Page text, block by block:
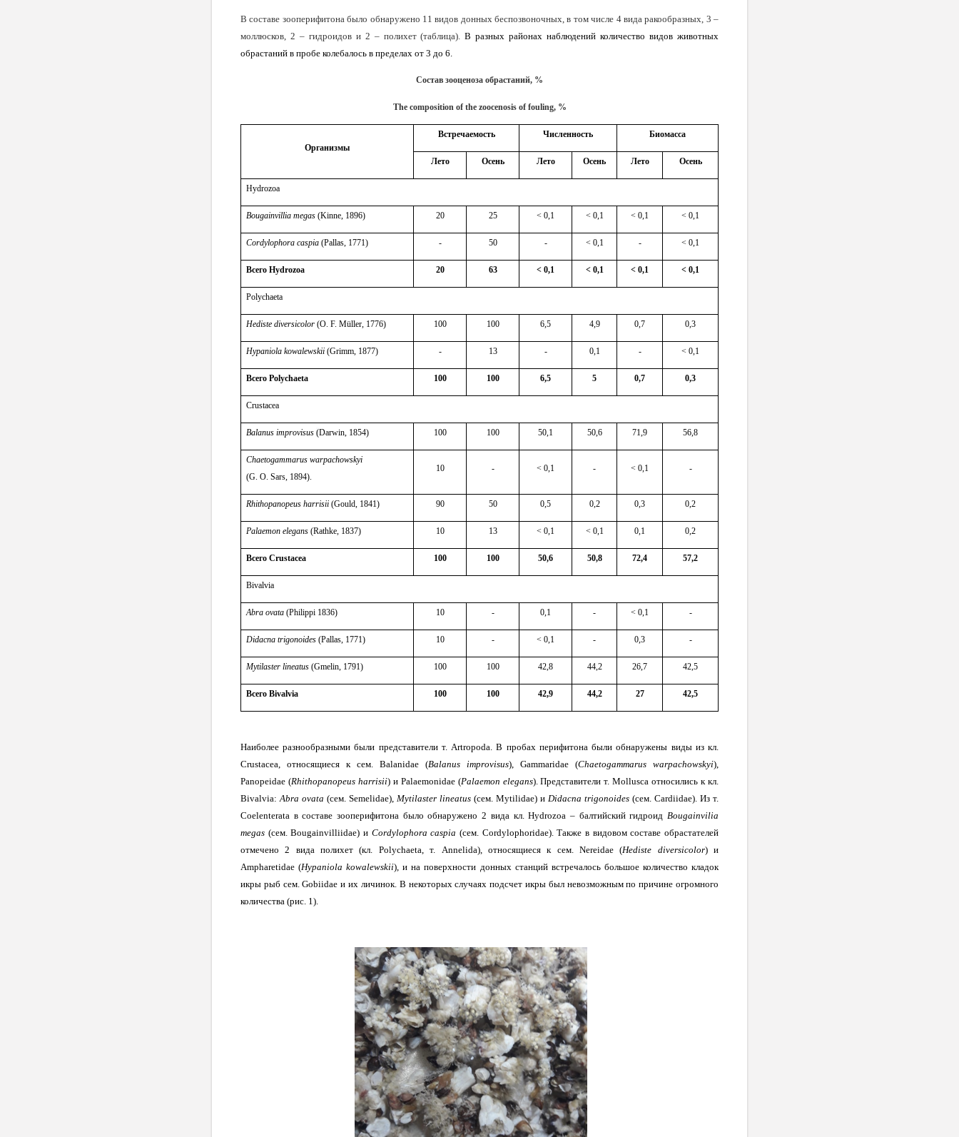
В составе зооперифитона было обнаружено 11 видов донных беспозвоночных, в том числе 4 вида ракообразных, 3 –
моллюсков, 2 – гидроидов и 2 – полихет (таблица).В разных районах наблюдений количество видов животных
обрастаний в пробе колебалось в пределах от 3 до 6.
Состав зооценоза обрастаний, %
The composition of the zoocenosis of fouling, %
Организмы
Встречаемость Численность Биомасса
Лето Осень Лето Осень Лето Осень
Hydrozoa
Bougainvillia megas (Kinne, 1896) 20 25 < 0,1 < 0,1 < 0,1 < 0,1
Cordylophora caspia (Pallas, 1771) - 50 - < 0,1 - < 0,1
Всего Hydrozoa 20 63 < 0,1 < 0,1 < 0,1 < 0,1
Polychaeta
Hediste diversicolor (O. F. Müller, 1776) 100 100 6,5 4,9 0,7 0,3
Hypaniola kowalewskii (Grimm, 1877) - 13 - 0,1 - < 0,1
Всего Polychaeta 100 100 6,5 5 0,7 0,3
Crustacea
Balanus improvisus (Darwin, 1854) 100 100 50,1 50,6 71,9 56,8
Chaetogammarus warpachowskyi
(G. O. Sars, 1894).
10 - < 0,1 - < 0,1 -
Rhithopanopeus harrisii (Gould, 1841) 90 50 0,5 0,2 0,3 0,2
Palaemon elegans (Rathke, 1837) 10 13 < 0,1 < 0,1 0,1 0,2
Всего Crustacea 100 100 50,6 50,8 72,4 57,2
Bivalvia
Abra ovata (Philippi 1836) 10 - 0,1 - < 0,1 -
Didacna trigonoides (Pallas, 1771) 10 - < 0,1 - 0,3 -
Mytilaster lineatus (Gmelin, 1791) 100 100 42,8 44,2 26,7 42,5
Всего Bivalvia 100 100 42,9 44,2 27 42,5
Наиболее разнообразными были представители т. Artropoda. В пробах перифитона были обнаружены виды из кл.
Crustacea, относящиеся к сем. Balanidae (Balanus improvisus), Gammaridae (Chaetogammarus warpachowskyi),
Panopeidae (Rhithopanopeus harrisii) и Palaemonidae (Palaemon elegans). Представители т. Mollusca относились к кл.
Bivalvia:Abra ovata (сем. Semelidae), Mytilaster lineatus (сем. Mytilidae) и Didacna trigonoides (сем. Cardiidae). Из т.
Coelenterata в составе зооперифитона было обнаружено 2 вида кл. Hydrozoa – балтийский гидроидBougainvilia
megas (сем. Bougainvilliidae) и Cordylophora caspia (сем. Cordylophoridae). Также в видовом составе обрастателей
отмечено 2 вида полихет (кл. Polychaeta, т. Annelida), относящиеся к сем. Nereidae(Hediste diversicolor) и
Ampharetidae (Hypaniola kowalewskii), и на поверхности донных станций встречалось большое количество кладок
икры рыб сем.Gobiidae и их личинок. В некоторых случаях подсчет икры был невозможнымпо причине огромного
количества (рис. 1).